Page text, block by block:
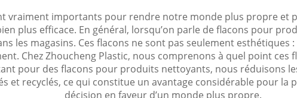
vraiment importants pour rendre notre monde plus propre et
plus efficace. En général, lorsqu’on parle de flacons pour
les magasins. Ces flacons ne sont pas seulement
Chez Zhoucheng Plastic, nous comprenons à quel point
pour des flacons pour produits nettoyants, nous réduisons
et recyclés, ce qui constitue un avantage considérable pour la
décision en faveur d’un monde plus propre.